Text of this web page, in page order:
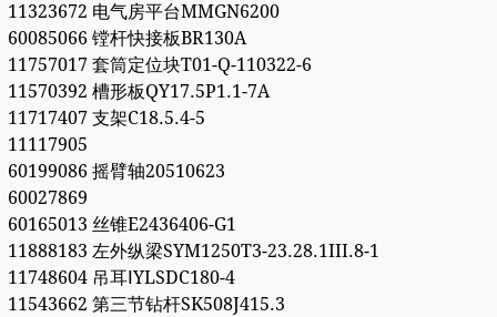
11323672 电气房平台MMGN6200
60085066 镗杆快接板BR130A
11757017 套筒定位块T01-Q-110322-6
11570392 槽形板QY17.5P1.1-7A
11717407 支架C18.5.4-5
11117905
60199086 摇臂轴20510623
60027869
60165013 丝锥E2436406-G1
11888183 左外纵梁SYM1250T3-23.28.1III.8-1
11748604 吊耳ⅠYLSDC180-4
11543662 第三节钻杆SK508J415.3